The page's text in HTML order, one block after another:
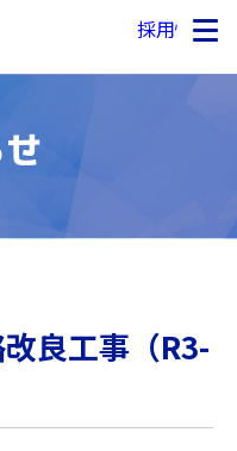
採用情報
良工事（R3-